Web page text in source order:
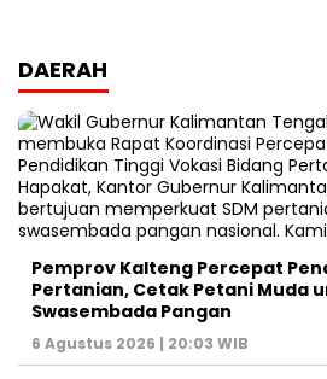
DAERAH
Pemprov Kalteng Percepat
Pertanian, Cetak Petani Muda
Swasembada Pangan
6 Agustus 2026 | 20:03 WIB